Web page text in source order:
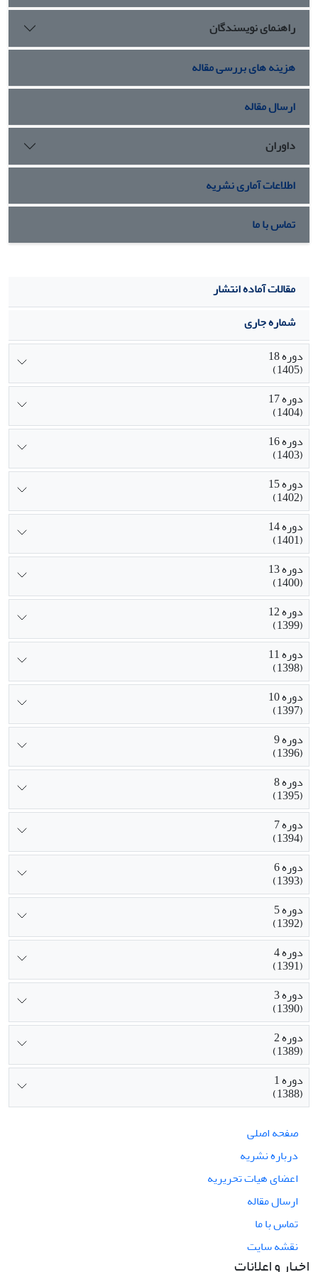
است فرا می‌خوانند. سوژۀ بازنموده در آثار هر دو نقاش در متن
عناصر نسبتاً مقدسِ جوامعِ سنتی (طبیعت و خانواده) به نمایش
درمی‌آید، اما اولی ما را به تأمل انتقادی در آن وضعیت وادار
می‌کند، و دومی ناخواسته ما را در نوستالژی آن وضعیت فرو
می‌برد.
راهنمای نویسندگان
هزینه های بررسی مقاله
ارسال مقاله
داوران
اطلاعات آماری نشریه
تماس با ما
مقالات آماده انتشار
شماره جاری
دوره 18
(1405)
دوره 17
(1404)
دوره 16
(1403)
دوره 15
(1402)
دوره 14
(1401)
دوره 13
(1400)
دوره 12
(1399)
دوره 11
(1398)
دوره 10
(1397)
دوره 9
(1396)
دوره 8
(1395)
دوره 7
(1394)
دوره 6
(1393)
دوره 5
(1392)
دوره 4
(1391)
دوره 3
(1390)
دوره 2
(1389)
دوره 1
(1388)
صفحه اصلی
درباره نشریه
اعضای هیات تحریریه
ارسال مقاله
تماس با ما
نقشه سایت
اخبار و اعلانات